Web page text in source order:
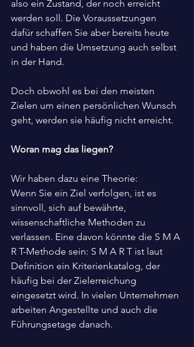
also ein Zustand, der noch erreicht
werden soll. Die Voraussetzungen
dafür schaffen Sie aber bereits heute
und haben die Umsetzung auch selbst
in der Hand.
Doch obwohl es bei den meisten
Zielen um einen persönlichen Wunsch
geht, werden sie häufig nicht erreicht.
Woran mag das liegen?
Wir haben dazu eine Theorie:
Wenn Sie ein Ziel verfolgen, ist es
sinnvoll, sich auf bewährte,
wissenschaftliche Methoden zu
verlassen. Eine davon könnte die S M A
R T-Methode sein: S M A R T ist laut
Definition ein Kriterienkatalog, der
häufig bei der Zielerreichung
eingesetzt wird. In vielen Unternehmen
arbeiten Angestellte und auch die
Führungsetage danach.